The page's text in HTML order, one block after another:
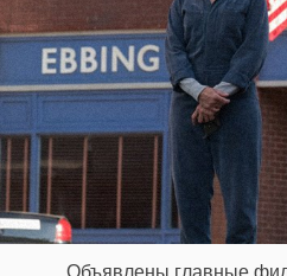
Объявлены главные